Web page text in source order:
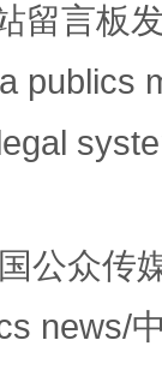
谢
留言板
publics
公众传
news/